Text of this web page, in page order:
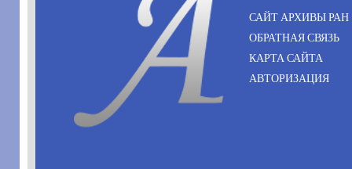
САЙТ АРХИВЫ РАН
ОБРАТНАЯ СВЯЗЬ
КАРТА САЙТА
АВТОРИЗАЦИЯ